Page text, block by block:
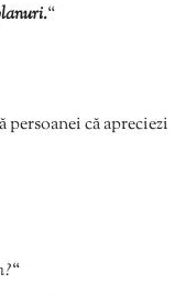
“
că apreciezi
“